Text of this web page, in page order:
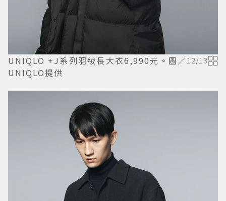
UNIQLO +J系列羽絨長大衣6,990元。圖／
UNIQLO提供
12/13